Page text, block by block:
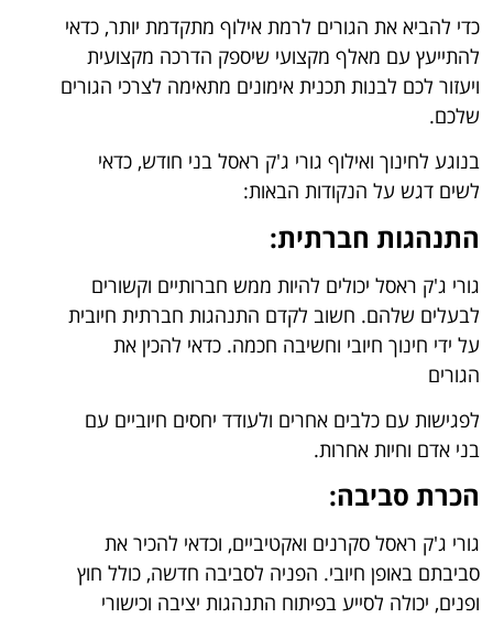
כדי להביא את הגורים לרמת אילוף מתקדמת יותר, כדאי
להתייעץ עם מאלף מקצועי שיספק הדרכה מקצועית
ויעזור לכם לבנות תכנית אימונים מתאימה לצרכי הגורים
שלכם.
בנוגע לחינוך ואילוף גורי ג'ק ראסל בני חודש, כדאי
לשים דגש על הנקודות הבאות:
התנהגות חברתית:
גורי ג'ק ראסל יכולים להיות ממש חברותיים וקשורים
לבעלים שלהם. חשוב לקדם התנהגות חברתית חיובית
על ידי חינוך חיובי וחשיבה חכמה. כדאי להכין את
הגורים
לפגישות עם כלבים אחרים ולעודד יחסים חיוביים עם
בני אדם וחיות אחרות.
הכרת סביבה:
גורי ג'ק ראסל סקרנים ואקטיביים, וכדאי להכיר את
סביבתם באופן חיובי. הפניה לסביבה חדשה, כולל חוץ
ופנים, יכולה לסייע בפיתוח התנהגות יציבה וכישורי